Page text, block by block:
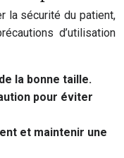
la sécurité du patient,
d’utilisation
la bonne taille.
pour éviter
et maintenir une